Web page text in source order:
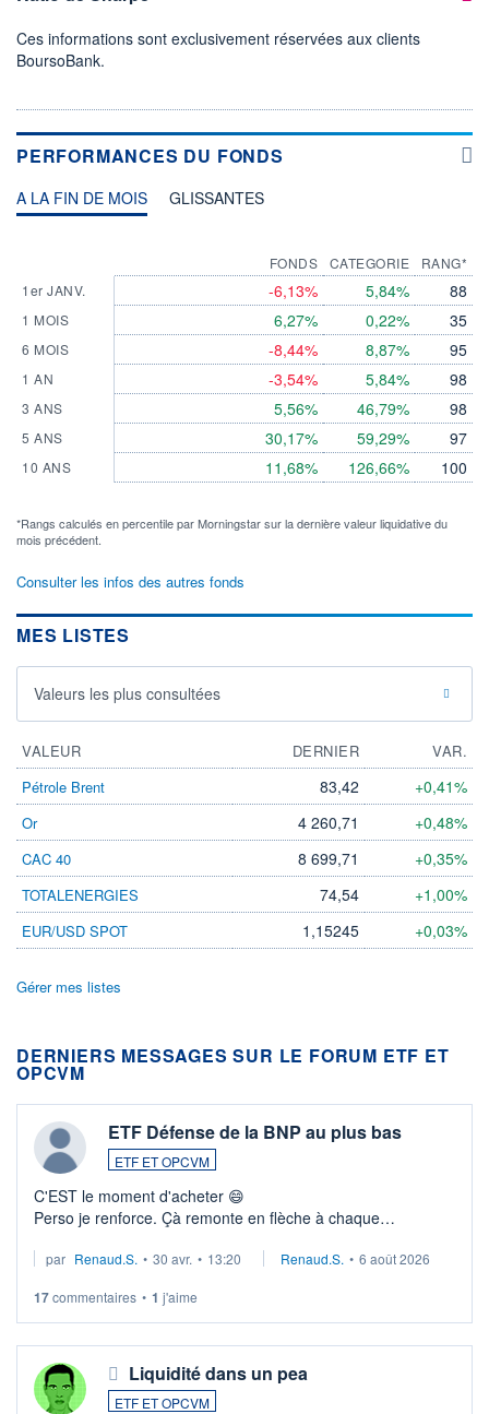
Ces informations sont exclusivement réservées aux clients
BoursoBank.
PERFORMANCES DU FONDS
A LA FIN DE MOIS GLISSANTES
1er JANV.
1 MOIS
6 MOIS
1 AN
3 ANS
5 ANS
10 ANS
FONDS
-6,13%
6,27%
-8,44%
-3,54%
5,56%
30,17%
11,68%
CATEGORIE
5,84%
0,22%
8,87%
5,84%
46,79%
59,29%
126,66%
RANG*
88
35
95
98
98
97
100
*Rangs calculés en percentile par Morningstar sur la dernière valeur liquidative du
mois précédent.
Consulter les infos des autres fonds
MES LISTES
Valeurs les plus consultées
VALEUR DERNIER
VAR.
Pétrole Brent
83,42 +0,41%
Or 4 260,71 +0,48%
CAC 40 8 699,71 +0,35%
TOTALENERGIES 74,54 +1,00%
EUR/USD SPOT 1,15245 +0,03%
Gérer mes listes
DERNIERS MESSAGES SUR LE FORUM ETF ET
OPCVM
ETF Défense de la BNP au plus bas
ETF ET OPCVM
C'EST le moment d'acheter 😄​
Perso je renforce. Çà remonte en flèche à chaque
Investissement long terme tip top pour sa retraite.
par Renaud.S. • 30 avr. • 13:20 Renaud.S. • 6 août 2026
17commentaires • 1 j'aime
Liquidité dans un pea
ETF ET OPCVM